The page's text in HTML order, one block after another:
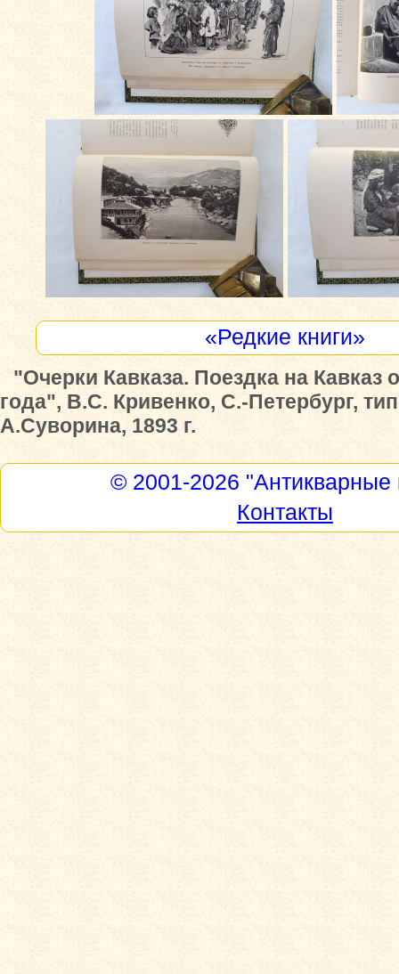
«Редкие книги»
"Очерки Кавказа. Поездка на Кавказ
года", В.С. Кривенко, С.-Петербург,
А.Суворина, 1893 г.
© 2001-2026 "Антикварные
Контакты